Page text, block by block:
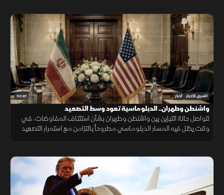
52:41 الشرق للأخبار أخبار
واشنطن وطهران.. الدبلوماسية تعود وسط التصعيد
تتواصل حالة التباين بين واشنطن وطهران بشأن استئناف المفاوضات، في
وقت يظل فيه المسار الدبلوماسي مطروحاً بالتزامن مع استمرار التصعيد